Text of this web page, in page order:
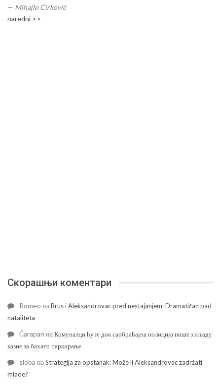
— Mihajlo Ćirković
naredni >>
Скорашњи коментари
Romeo наBrus i Aleksandrovac pred nestajanjem: Dramatičan pad
nataliteta
Čarapan наКомуналци ћуте док саобраћајна полиција пише хиљаду
казне за бахато паркирање
sloba наStrategija za opstanak: Može li Aleksandrovac zadržati
mlade?